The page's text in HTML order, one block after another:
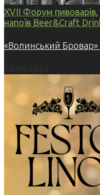
XVII Форум пивоварів,
напоїв Beer&Craft
«Волинський Бровар»